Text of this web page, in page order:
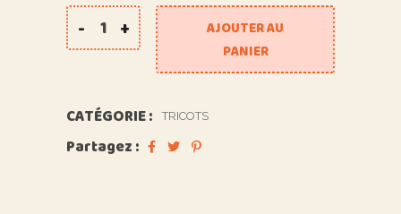
quantité de Bonnet enfant tricoté par Marie-
- +
AJOUTER AU
PANIER
CATÉGORIE : TRICOTS
Partagez :